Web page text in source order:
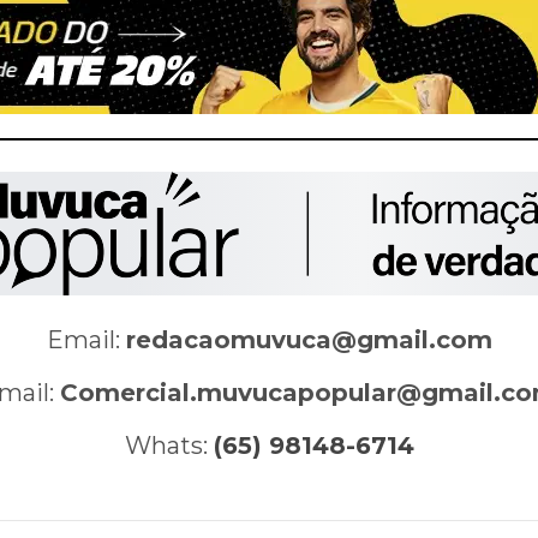
Email: redacaomuvuca@gmail.com
Whats: (65) 98148-6714